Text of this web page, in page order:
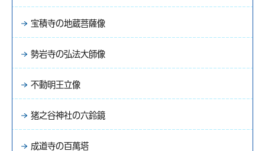
宝積寺の地蔵菩薩像
勢岩寺の弘法大師像
不動明王立像
猪之谷神社の六鈴鏡
成道寺の百萬塔